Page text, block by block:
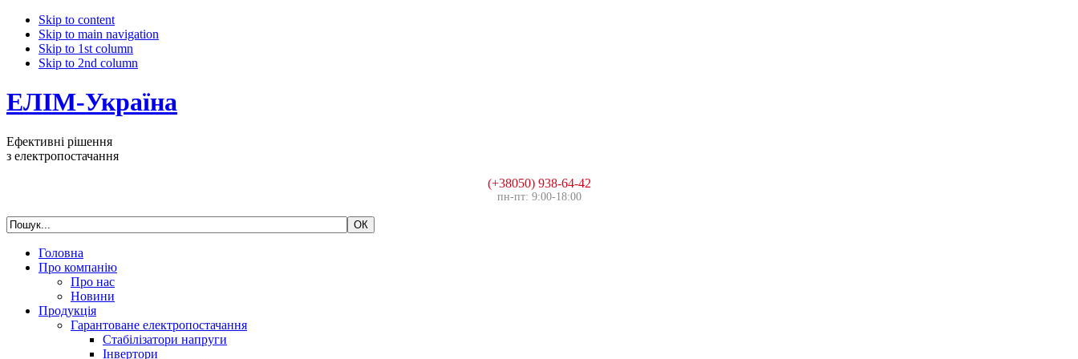
Skip to content
Skip to main navigation
Skip to 1st column
Skip to 2nd column
ЕЛІМ-Україна
Ефективні рішення
з електропостачання
(+38050) 938-64-42
пн-пт: 9:00-18:00
Головна
Про компанію
Про нас
Новини
Продукція
Гарантоване електропостачання
Стабілізатори напруги
Інвертори